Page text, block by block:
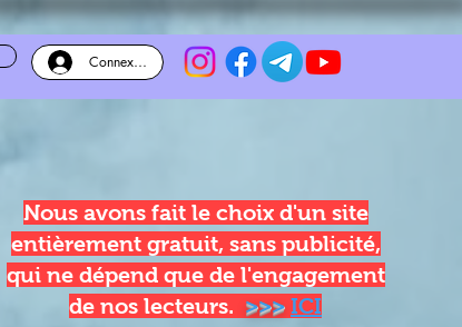
Connexion
Nous avons fait le choix d'un site
entièrement gratuit, sans publicité,
qui ne dépend que de l'engagement
de nos lecteurs. >>> ICI